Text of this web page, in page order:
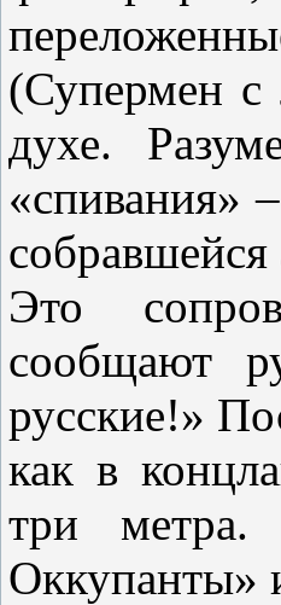
(Супермен с
духе.
«спивания»
Это
сообщают
русские!»
как в
три метра.
Оккупанты»